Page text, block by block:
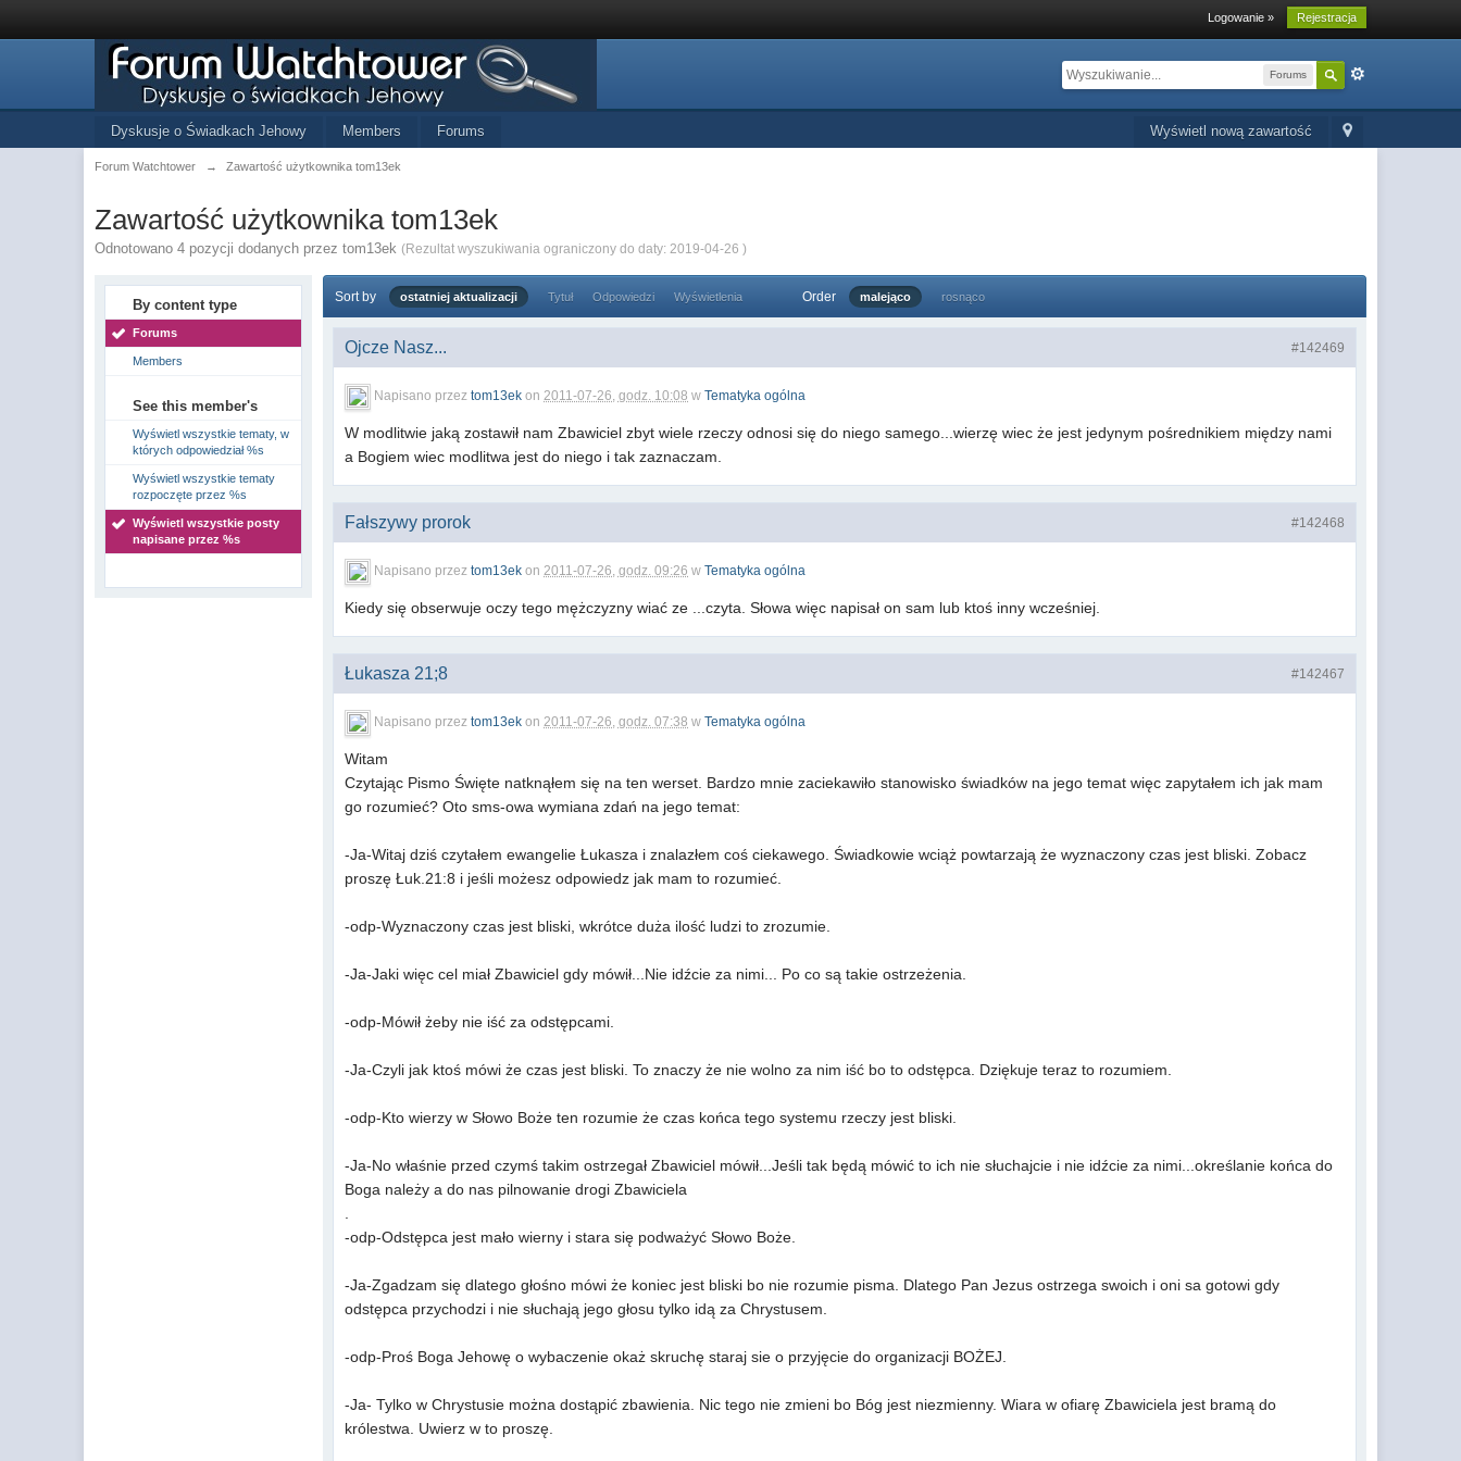
Logowanie » Rejestracja
Forums
Wyświetl nową zawartość
Dyskusje o Świadkach Jehowy Members Forums
Forum Watchtower → Zawartość użytkownika tom13ek
Zawartość użytkownika tom13ek
Odnotowano 4 pozycji dodanych przez tom13ek (Rezultat wyszukiwania ograniczony do daty: 2019-04-26 )
By content type
Forums
Members
See this member's
Wyświetl wszystkie tematy, w
których odpowiedział %s
Wyświetl wszystkie tematy
rozpoczęte przez %s
Wyświetl wszystkie posty
napisane przez %s
Sort by ostatniej aktualizacji Tytuł Odpowiedzi Wyświetlenia Order malejąco rosnąco
#142469
Ojcze Nasz...
Napisano przeztom13ek on2011-07-26, godz. 10:08 wTematyka ogólna
W modlitwie jaką zostawił nam Zbawiciel zbyt wiele rzeczy odnosi się do niego samego...wierzę wiec że jest jedynym pośrednikiem między nami
a Bogiem wiec modlitwa jest do niego i tak zaznaczam.
#142468
Fałszywy prorok
Napisano przeztom13ek on2011-07-26, godz. 09:26 wTematyka ogólna
Kiedy się obserwuje oczy tego mężczyzny wiać ze ...czyta. Słowa więc napisał on sam lub ktoś inny wcześniej.
#142467
Łukasza 21;8
Napisano przeztom13ek on2011-07-26, godz. 07:38 wTematyka ogólna
Witam
Czytając Pismo Święte natknąłem się na ten werset. Bardzo mnie zaciekawiło stanowisko świadków na jego temat więc zapytałem ich jak mam
go rozumieć? Oto sms-owa wymiana zdań na jego temat:
-Ja-Witaj dziś czytałem ewangelie Łukasza i znalazłem coś ciekawego. Świadkowie wciąż powtarzają że wyznaczony czas jest bliski. Zobacz
proszę Łuk.21:8 i jeśli możesz odpowiedz jak mam to rozumieć.
-odp-Wyznaczony czas jest bliski, wkrótce duża ilość ludzi to zrozumie.
-Ja-Jaki więc cel miał Zbawiciel gdy mówił...Nie idźcie za nimi... Po co są takie ostrzeżenia.
-odp-Mówił żeby nie iść za odstępcami.
-Ja-Czyli jak ktoś mówi że czas jest bliski. To znaczy że nie wolno za nim iść bo to odstępca. Dziękuje teraz to rozumiem.
-odp-Kto wierzy w Słowo Boże ten rozumie że czas końca tego systemu rzeczy jest bliski.
-Ja-No właśnie przed czymś takim ostrzegał Zbawiciel mówił...Jeśli tak będą mówić to ich nie słuchajcie i nie idźcie za nimi...określanie końca do
Boga należy a do nas pilnowanie drogi Zbawiciela
-odp-Odstępca jest mało wierny i stara się podważyć Słowo Boże.
-Ja-Zgadzam się dlatego głośno mówi że koniec jest bliski bo nie rozumie pisma. Dlatego Pan Jezus ostrzega swoich i oni sa gotowi gdy
odstępca przychodzi i nie słuchają jego głosu tylko idą za Chrystusem.
-odp-Proś Boga Jehowę o wybaczenie okaż skruchę staraj sie o przyjęcie do organizacji BOŻEJ.
-Ja- Tylko w Chrystusie można dostąpić zbawienia. Nic tego nie zmieni bo Bóg jest niezmienny. Wiara w ofiarę Zbawiciela jest bramą do
królestwa. Uwierz w to proszę.